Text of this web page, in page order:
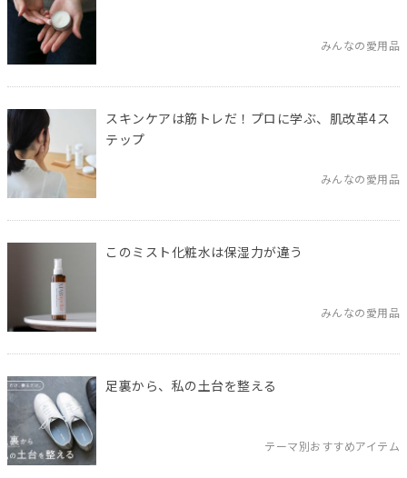
みんなの愛用品
スキンケアは筋トレだ！プロに学ぶ、肌改革4ス
テップ
みんなの愛用品
このミスト化粧水は保湿力が違う
みんなの愛用品
足裏から、私の土台を整える
テーマ別おすすめアイテム